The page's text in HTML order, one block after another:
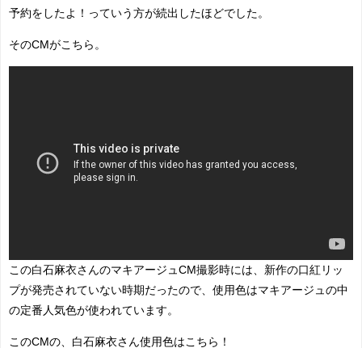
予約をしたよ！っていう方が続出したほどでした。
そのCMがこちら。
この白石麻衣さんのマキアージュCM撮影時には、新作の口紅リッ
プが発売されていない時期だったので、使用色はマキアージュの中
の定番人気色が使われています。
このCMの、白石麻衣さん使用色はこちら！